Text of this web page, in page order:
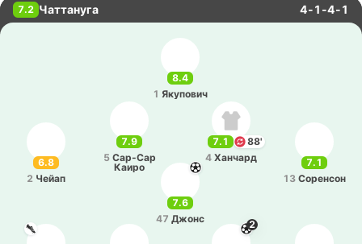
7.2 Чаттануга 4-1-4-1
8.4
1 Яку­по­вич
7.1
13 Со­ре­нсон
7.9
5 Са­р-Сар
Каиро
6.8
2 Чейап
7.1
88'
4 Ха­нчард
2
7.6
47 Джонс